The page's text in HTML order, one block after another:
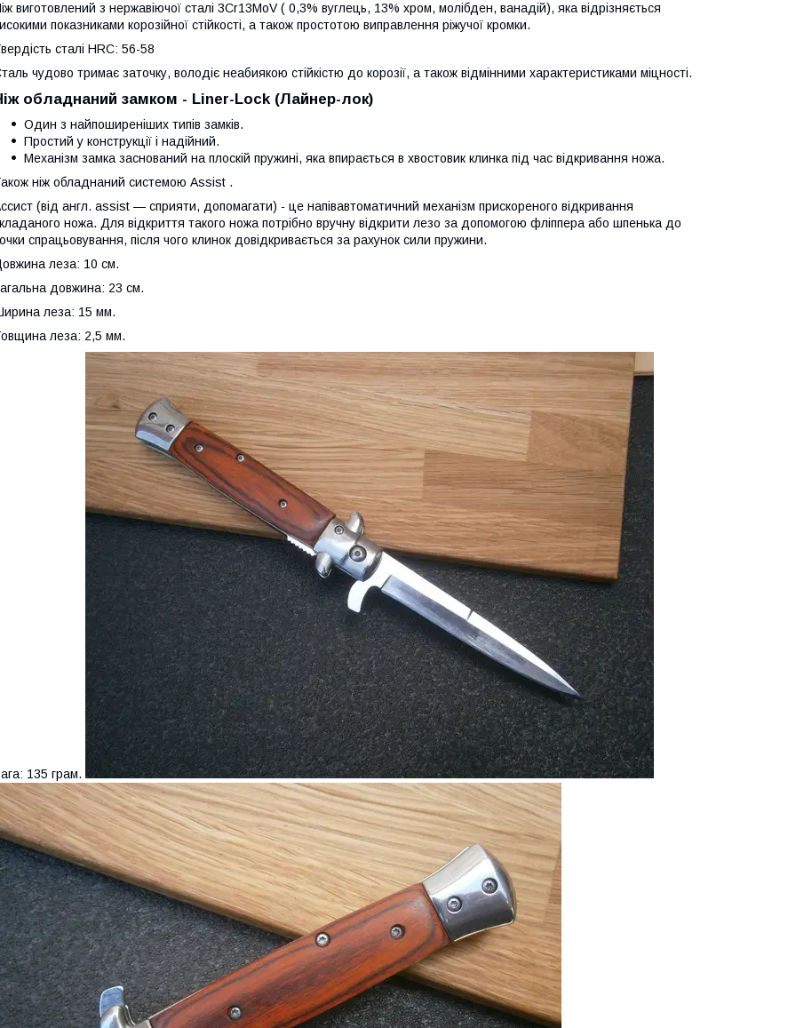
виготовлений з нержавіючої сталі 3Cr13MoV ( 0,3% вуглець, 13% хром, молібден, ванадій), яка відрізняється
показниками корозійної стійкості, а також простотою виправлення ріжучої кромки.
сталі HRC: 56-58
чудово тримає заточку, володіє неабиякою стійкістю до корозії, а також відмінними характеристиками міцності.
обладнаний замком - Liner-Lock (Лайнер-лок)
Один з найпоширеніших типів замків.
Простий у конструкції і надійний.
Механізм замка заснований на плоскій пружині, яка впирається в хвостовик клинка під час відкривання ножа.
ніж обладнаний системою Аssist .
(від англ. assist — сприяти, допомагати) - це напівавтоматичний механізм прискореного відкривання
ножа. Для відкриття такого ножа потрібно вручну відкрити лезо за допомогою фліппера або шпенька до
спрацьовування, після чого клинок довідкривається за рахунок сили пружини.
леза: 10 см.
довжина: 23 см.
леза: 15 мм.
леза: 2,5 мм.
135 грам.